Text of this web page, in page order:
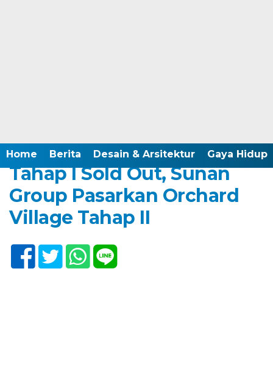
Home Berita Desain & Arsitektur Gaya Hidup
Minggu, 25 Juni 2023 - 19:00 WIB
Tahap I Sold Out, Sunan
Group Pasarkan Orchard
Village Tahap II